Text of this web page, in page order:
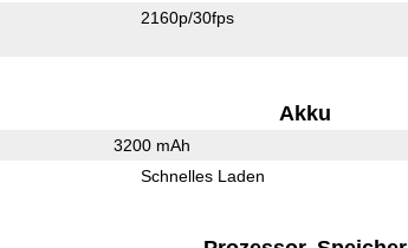
2160p/30fps
Akku
3200 mAh
Schnelles Laden